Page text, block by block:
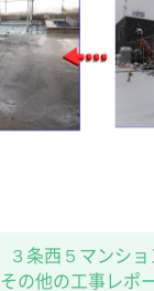
３条西５マンショ
その他の工事レポ